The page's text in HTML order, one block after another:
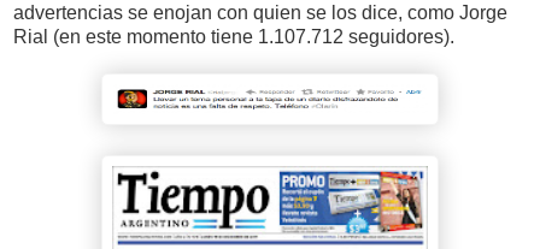
advertencias se enojan con quien se los dice, como Jorge
Rial (en este momento tiene 1.107.712 seguidores).